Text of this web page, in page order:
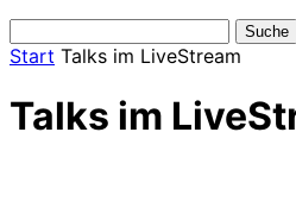
Start Talks im LiveStream
Talks im